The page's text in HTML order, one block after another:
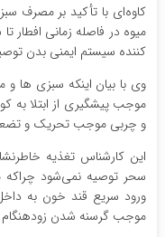
کاوه‌ای با تأکید بر مصرف
میوه در فاصله زمانی افطار
کننده سیستم ایمنی بدن
وی با بیان اینکه سبزی ها و
و چربی موجب تحریک و
این کارشناس تغذیه
سحر توصیه نمی‌شود چراکه
ورود سریع قند خون به
موجب گرسنه شدن